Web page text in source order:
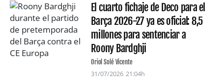
El cuarto fichaje de Deco para el
Barça 2026-27 ya es oficial: 8,5
millones para sentenciar a
Roony Bardghji
Oriol Solé Vicente
31/07/2026 21:04h